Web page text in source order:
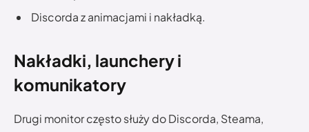
Discorda z animacjami i nakładką.
Nakładki, launchery i
komunikatory
Drugi monitor często służy do Discorda, Steama,